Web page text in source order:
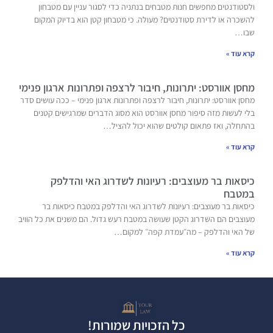
ולסטודנטים מחפשים חנות מטבחים בנתניה כדי לסגור עניין עם מטבחון
להשכרה או לדירת סטודנטים? מעולה. כי מטבחון קטן הוא בדיוק המקום
שבו…
קרא עוד »
מחסן אוורסט: יתרונות, חיבור לרצפה ופתרונות ארגון פנימי
מחסן אוורסט: יתרונות, חיבור לרצפה ופתרונות ארגון פנימי – ככה עושים סדר
בלי לעשות מזה סיפור מחסן אוורסט הוא מסוג הדברים שמרגישים קטנים
בהתחלה, ואז פתאום קולטים שהוא יכול להציל…
קרא עוד »
כיסאות בר מעוצבים: רעיונות לשדרוג האי והדלפק
במטבח
כיסאות בר מעוצבים: רעיונות לשדרוג האי והדלפק במטבח כיסאות בר
מעוצבים הם השדרוג הקטן שעושה במטבח רעש גדול. הם משנים את כל הוויב
של האי והדלפק – מה״עמדת קפה״ למקום…
קרא עוד »
כל הזכויות שמורות!